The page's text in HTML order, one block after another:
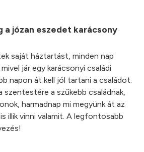
a józan eszedet karácsony
saját háztartást, minden nap
jár egy karácsonyi családi
napon át kell jól tartani a családot.
szentestére a szűkebb családnak,
harmadnap mi megyünk át az
illik vinni valamit. A legfontosabb